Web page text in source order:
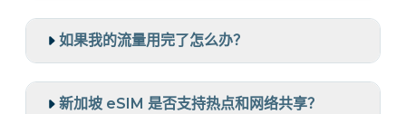
如果我的流量用完了怎么办？
新加坡 eSIM 是否支持热点和网络共享？